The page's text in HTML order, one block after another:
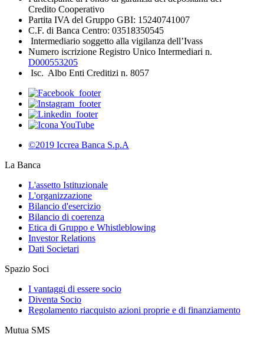
Credito Cooperativo
Partita IVA del Gruppo GBI: 15240741007
C.F. di Banca Centro: 03518350545
Intermediario soggetto alla vigilanza dell’Ivass
Numero iscrizione Registro Unico Intermediari n.
D000553205
Isc. Albo Enti Creditizi n. 8057
©2019 Iccrea Banca S.p.A
La Banca
L'assetto Istituzionale
L'organizzazione
Bilancio d'esercizio
Bilancio di coerenza
Etica di Gruppo e Whistleblowing
Investor Relations
Dati Societari
Spazio Soci
I vantaggi di essere socio
Diventa Socio
Regolamento riacquisto azioni proprie e di finanziamento
Mutua SMS